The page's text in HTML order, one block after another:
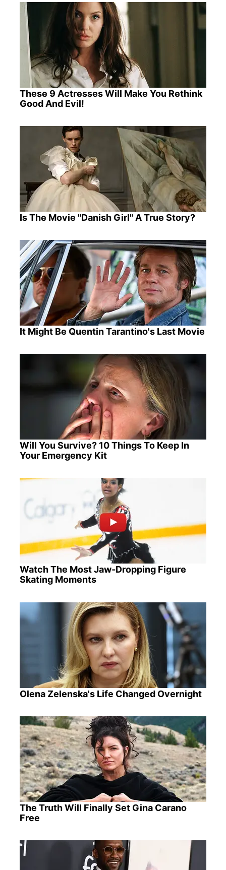
These 9 Actresses Will Make You Rethink
Good And Evil!
Is The Movie "Danish Girl" A True Story?
It Might Be Quentin Tarantino's Last Movie
Will You Survive? 10 Things To Keep In
Your Emergency Kit
Watch The Most Jaw‑Dropping Figure
Skating Moments
Olena Zelenska's Life Changed Overnight
The Truth Will Finally Set Gina Carano
Free